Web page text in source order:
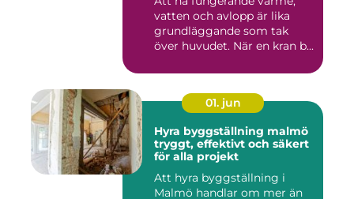
vatten och avlopp är lika
grundläggande som tak
över huvudet. När en kran b...
01. jun
Hyra byggställning malmö
tryggt, effektivt och säkert
för alla projekt
Att hyra byggställning i
Malmö handlar om mer än